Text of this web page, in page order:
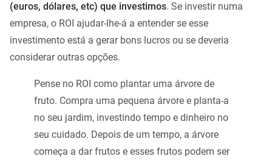
(euros, dólares, etc) que investimos. Se investir numa
empresa, o ROI ajudar-lhe-á a entender se esse
investimento está a gerar bons lucros ou se deveria
considerar outras opções.
Pense no ROI como plantar uma árvore de
fruto. Compra uma pequena árvore e planta-a
no seu jardim, investindo tempo e dinheiro no
seu cuidado. Depois de um tempo, a árvore
começa a dar frutos e esses frutos podem ser